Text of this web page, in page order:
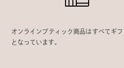
オンラインブティック商品はすべてギ
となっています。